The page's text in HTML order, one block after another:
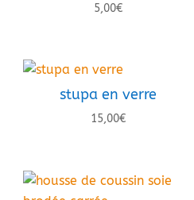
5,00€
stupa en verre
15,00€